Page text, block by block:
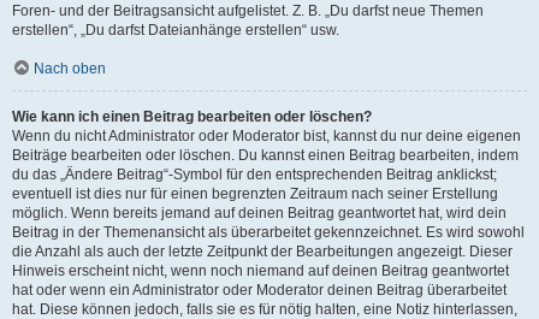
Foren- und der Beitragsansicht aufgelistet. Z. B. „Du darfst neue Themen
erstellen“, „Du darfst Dateianhänge erstellen“ usw.
Nach oben
Wie kann ich einen Beitrag bearbeiten oder löschen?
Wenn du nicht Administrator oder Moderator bist, kannst du nur deine eigenen
Beiträge bearbeiten oder löschen. Du kannst einen Beitrag bearbeiten, indem
du das „Ändere Beitrag“-Symbol für den entsprechenden Beitrag anklickst;
eventuell ist dies nur für einen begrenzten Zeitraum nach seiner Erstellung
möglich. Wenn bereits jemand auf deinen Beitrag geantwortet hat, wird dein
Beitrag in der Themenansicht als überarbeitet gekennzeichnet. Es wird sowohl
die Anzahl als auch der letzte Zeitpunkt der Bearbeitungen angezeigt. Dieser
Hinweis erscheint nicht, wenn noch niemand auf deinen Beitrag geantwortet
hat oder wenn ein Administrator oder Moderator deinen Beitrag überarbeitet
hat. Diese können jedoch, falls sie es für nötig halten, eine Notiz hinterlassen,